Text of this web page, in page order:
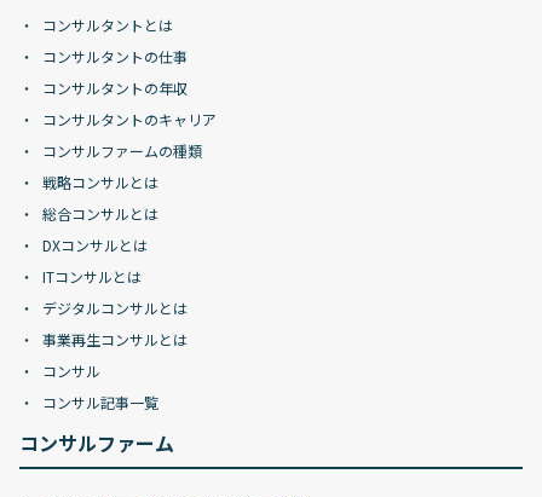
コンサルタントとは
コンサルタントの仕事
コンサルタントの年収
コンサルタントのキャリア
コンサルファームの種類
戦略コンサルとは
総合コンサルとは
DXコンサルとは
ITコンサルとは
デジタルコンサルとは
事業再生コンサルとは
コンサル
コンサル記事一覧
コンサルファーム